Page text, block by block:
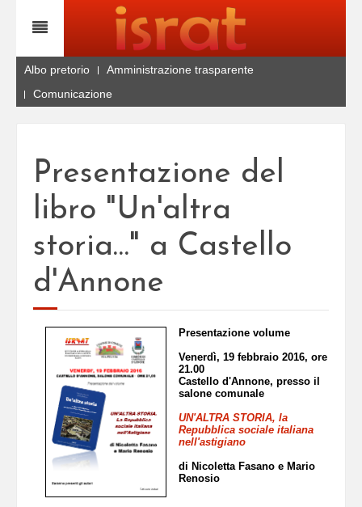
Albo pretorio
Amministrazione trasparente
Comunicazione
Presentazione del
libro "Un'altra
storia…" a Castello
d'Annone
Presentazione volume
Venerdì, 19 febbraio 2016, ore
21.00
Castello d'Annone, presso il
salone comunale
UN'ALTRA STORIA, la
Repubblica sociale italiana
nell'astigiano
di Nicoletta Fasano e Mario
Renosio